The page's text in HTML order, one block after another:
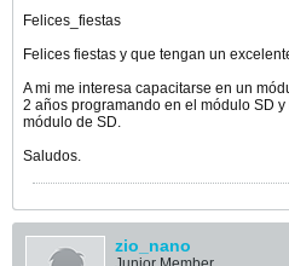
Felices_fiestas
Felices fiestas y que tengan un
A mi me interesa capacitarse en un
2 años programando en el módulo SD
módulo de SD.
Saludos.
zio_nano